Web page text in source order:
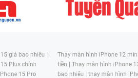
giá bao nhiêu |
Plus chính
15 Pro
Thay màn hình iPhone 12
tiền | Thay màn hình iPhone
bao nhiêu | thay màn hình